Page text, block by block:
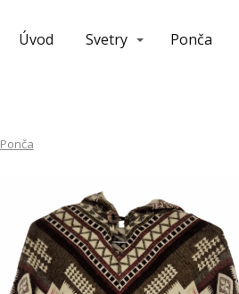
Úvod Svetry Ponča
Ponča